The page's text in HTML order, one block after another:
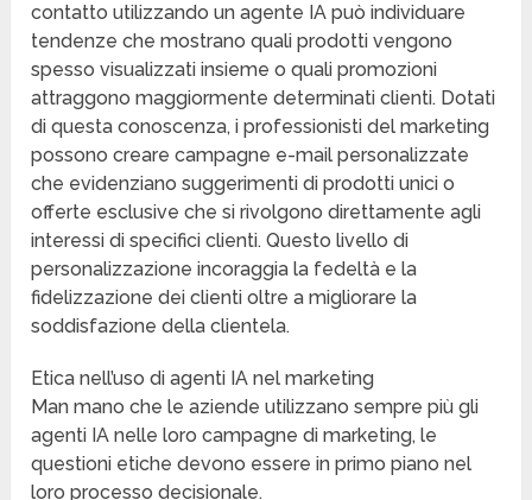
contatto utilizzando un agente IA può individuare
tendenze che mostrano quali prodotti vengono
spesso visualizzati insieme o quali promozioni
attraggono maggiormente determinati clienti. Dotati
di questa conoscenza, i professionisti del marketing
possono creare campagne e-mail personalizzate
che evidenziano suggerimenti di prodotti unici o
offerte esclusive che si rivolgono direttamente agli
interessi di specifici clienti. Questo livello di
personalizzazione incoraggia la fedeltà e la
fidelizzazione dei clienti oltre a migliorare la
soddisfazione della clientela.
Etica nell’uso di agenti IA nel marketing
Man mano che le aziende utilizzano sempre più gli
agenti IA nelle loro campagne di marketing, le
questioni etiche devono essere in primo piano nel
loro processo decisionale.